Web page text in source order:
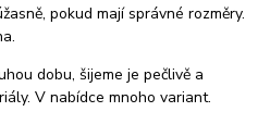
pokud mají správné rozměry.
dobu, šijeme je pečlivě a
V nabídce mnoho variant.